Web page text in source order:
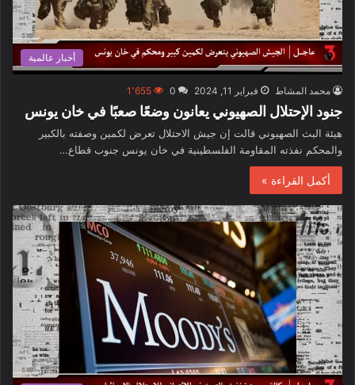
أخبار عالمية
محمد المشاط فبراير 11, 2024 0 1٬655
جنود الإحتلال الصهيوني يعانون وضعًا صعبًا في خان يونس
هيئة البث الصهيوني قالت إن جيش الاحتلال تعرض لكمين وصفته بالكبير
والمحكم نفذته المقاومة الفلسطينية في خان يونس جنوب قطاع…
أكمل القراءة »